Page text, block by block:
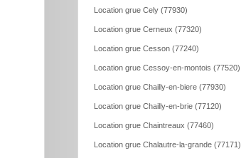
Location grue Cely (77930)
Location grue Cerneux (77320)
Location grue Cesson (77240)
Location grue Cessoy-en-montois (77520)
Location grue Chailly-en-biere (77930)
Location grue Chailly-en-brie (77120)
Location grue Chaintreaux (77460)
Location grue Chalautre-la-grande (77171)